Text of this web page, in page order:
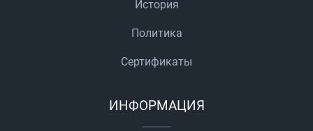
История
Политика
Сертификаты
ИНФОРМАЦИЯ